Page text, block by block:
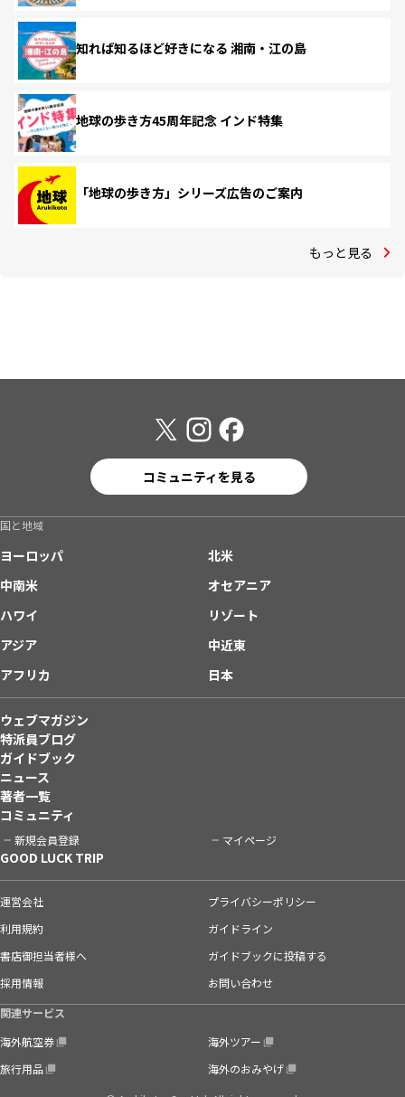
知れば知るほど好きになる 湘南・江の島
地球の歩き方45周年記念 インド特集
「地球の歩き方」シリーズ広告のご案内
もっと見る
コミュニティを見る
国と地域
ヨーロッパ
北米
中南米
オセアニア
ハワイ
リゾート
アジア
中近東
アフリカ
日本
ウェブマガジン
特派員ブログ
ガイドブック
ニュース
著者一覧
コミュニティ
新規会員登録 マイページ
GOOD LUCK TRIP
運営会社
プライバシーポリシー
利用規約
ガイドライン
書店御担当者様へ
ガイドブックに投稿する
採用情報
お問い合わせ
関連サービス
海外航空券
海外ツアー
旅行用品
海外のおみやげ